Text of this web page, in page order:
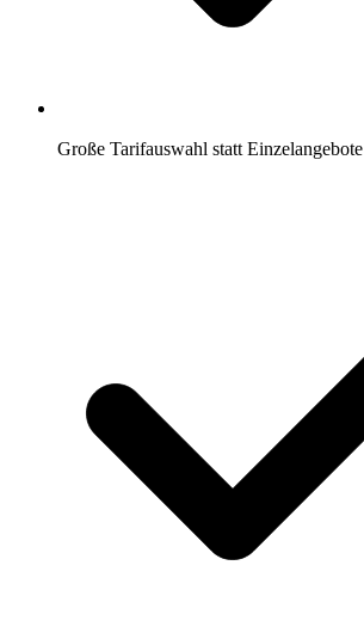
Große Tarifauswahl statt Einzelangebote